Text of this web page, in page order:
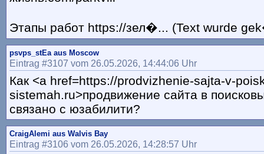
Этапы работ https://зел�... (Text wurde
psvps_stEa aus Moscow
Eintrag #3107 vom 26.05.2026, 14:44:06 Uhr
Как <a href=https://prodvizhenie-sajta-v-
sistemah.ru>продвижение сайта в
связано с юзабилити?
CraigAlemi aus Walvis Bay
Eintrag #3106 vom 26.05.2026, 14:28:57 Uhr